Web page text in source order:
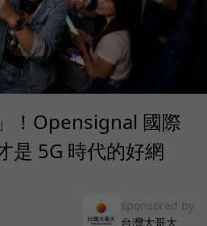
！Opensignal 國際
是 5G 時代的好網
sponsored by
台灣大哥大